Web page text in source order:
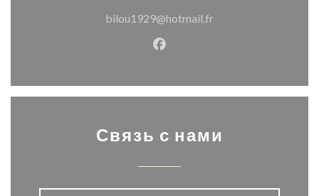
bilou1929@hotmail.fr
Facebook ((открывается в
Связь с нами